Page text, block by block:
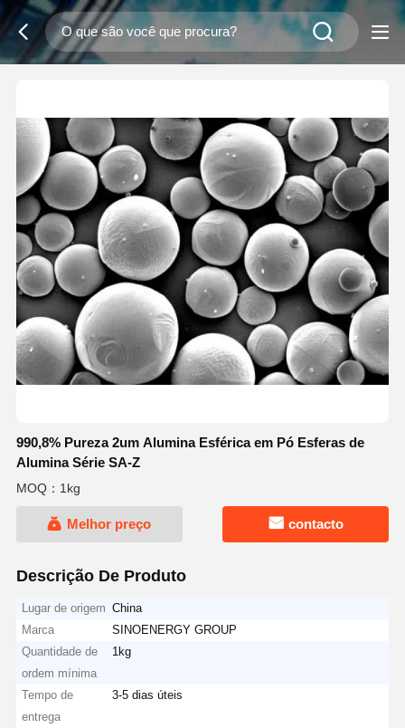
990,8% Pureza 2um Alumina Esférica em Pó Esferas de
Alumina Série SA-Z
MOQ：1kg
Melhor preço contacto
Descrição De Produto
Lugar de origem China
Marca
SINOENERGY GROUP
Quantidade de
ordem mínima
1kg
Tempo de
entrega
3-5 dias úteis